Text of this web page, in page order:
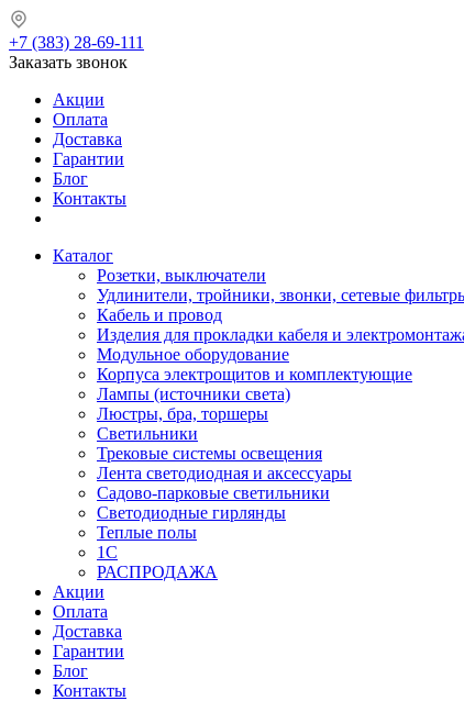
+7 (383) 28-69-111
Заказать звонок
Акции
Оплата
Доставка
Гарантии
Блог
Контакты
Каталог
Розетки, выключатели
Удлинители, тройники, звонки, сетевые
Кабель и провод
Изделия для прокладки кабеля и
Модульное оборудование
Корпуса электрощитов и комплектующие
Лампы (источники света)
Люстры, бра, торшеры
Светильники
Трековые системы освещения
Лента светодиодная и аксессуары
Садово-парковые светильники
Светодиодные гирлянды
Теплые полы
1С
РАСПРОДАЖА
Акции
Оплата
Доставка
Гарантии
Блог
Контакты